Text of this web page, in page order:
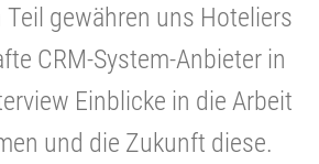
gewähren uns Hoteliers
CRM-System-Anbieter in
Einblicke in die Arbeit
und die Zukunft diese.